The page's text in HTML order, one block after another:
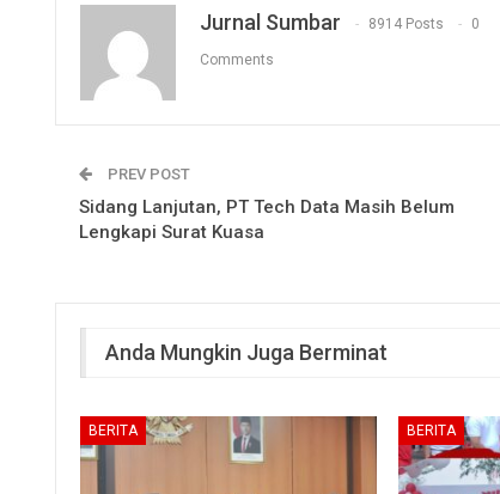
Jurnal Sumbar 8914 Posts 0
Comments
PREV POST
Sidang Lanjutan, PT Tech Data Masih Belum
Lengkapi Surat Kuasa
Anda Mungkin Juga Berminat
BERITA BERITA